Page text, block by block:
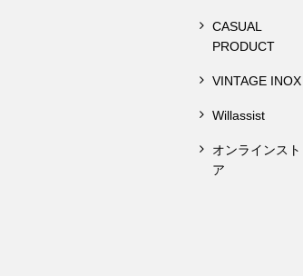
CASUAL
PRODUCT
VINTAGE INOX
Willassist
オンラインスト
ア